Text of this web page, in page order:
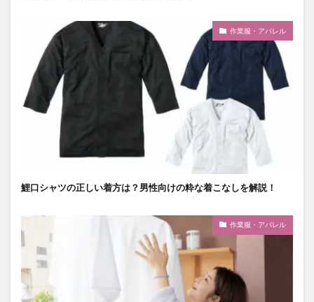
作業服・アパレル
鯉口シャツの正しい着方は？男性向けの粋な着こなしを解説！
作業服・アパレル